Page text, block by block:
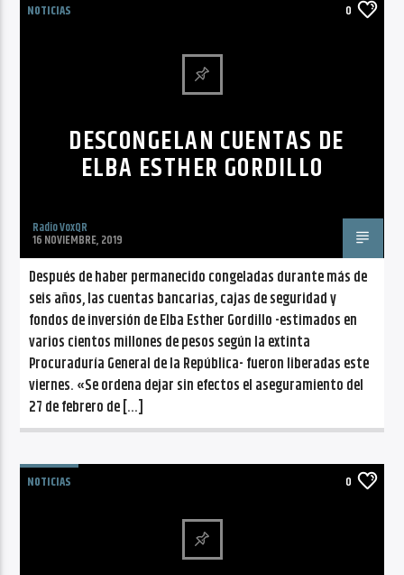
NOTICIAS 0
DESCONGELAN CUENTAS DE
ELBA ESTHER GORDILLO
Radio VoxQR
16 NOVIEMBRE, 2019
Después de haber permanecido congeladas durante más de
seis años, las cuentas bancarias, cajas de seguridad y
fondos de inversión de Elba Esther Gordillo -estimados en
varios cientos millones de pesos según la extinta
Procuraduría General de la República- fueron liberadas este
viernes. «Se ordena dejar sin efectos el aseguramiento del
27 de febrero de […]
NOTICIAS 0